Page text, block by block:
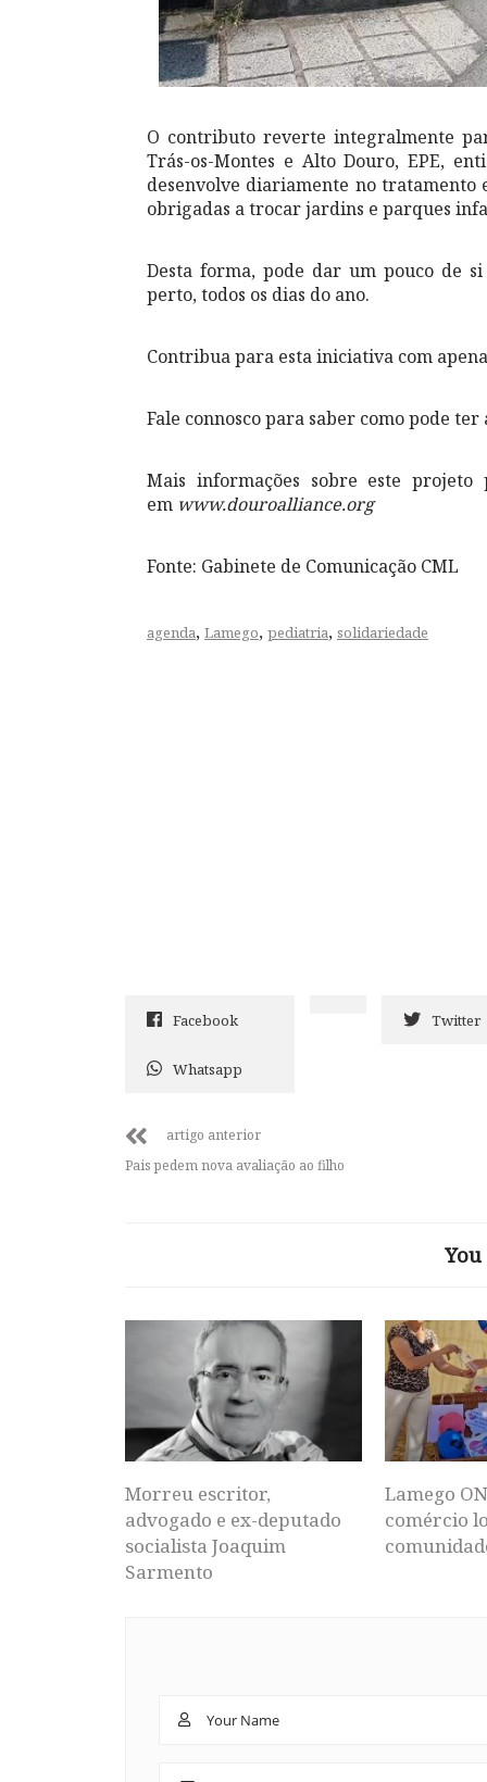
O contributo reverte integralmente
Trás-os-Montes e Alto Douro, EPE,
desenvolve diariamente no tratamento
obrigadas a trocar jardins e parques
Desta forma, pode dar um pouco de
perto, todos os dias do ano.
Contribua para esta iniciativa com
Fale connosco para saber como pode
Mais informações sobre este
em www.douroalliance.org
Fonte: Gabinete de Comunicação CML
agenda, Lamego, pediatria, solidariedade
Facebook Twitter
Whatsapp
artigo anterior
Pais pedem nova avaliação ao filho
Morreu escritor,
advogado e ex-deputado
socialista Joaquim
Sarmento
Lamego
comércio